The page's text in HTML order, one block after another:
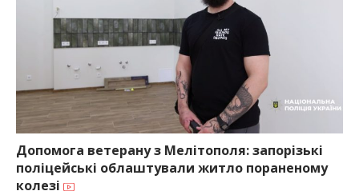
Допомога ветерану з Мелітополя: запорізькі
поліцейські облаштували житло пораненому
колезі